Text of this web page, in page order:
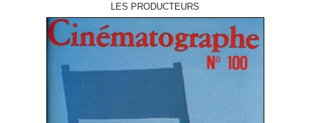
LES PRODUCTEURS